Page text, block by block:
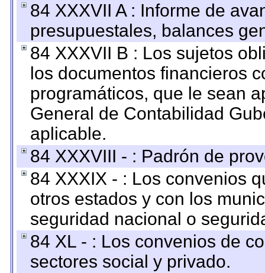
84 XXXVII A : Informe de
presupuestales, balances
84 XXXVII B : Los sujetos
los documentos financieros
programáticos, que le sean
General de Contabilidad
aplicable.
84 XXXVIII - : Padrón de
84 XXXIX - : Los convenios
otros estados y con los
seguridad nacional o
84 XL - : Los convenios de
sectores social y privado.